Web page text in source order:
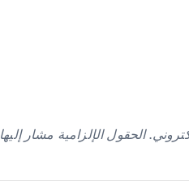
الحقول الإلزامية مشار